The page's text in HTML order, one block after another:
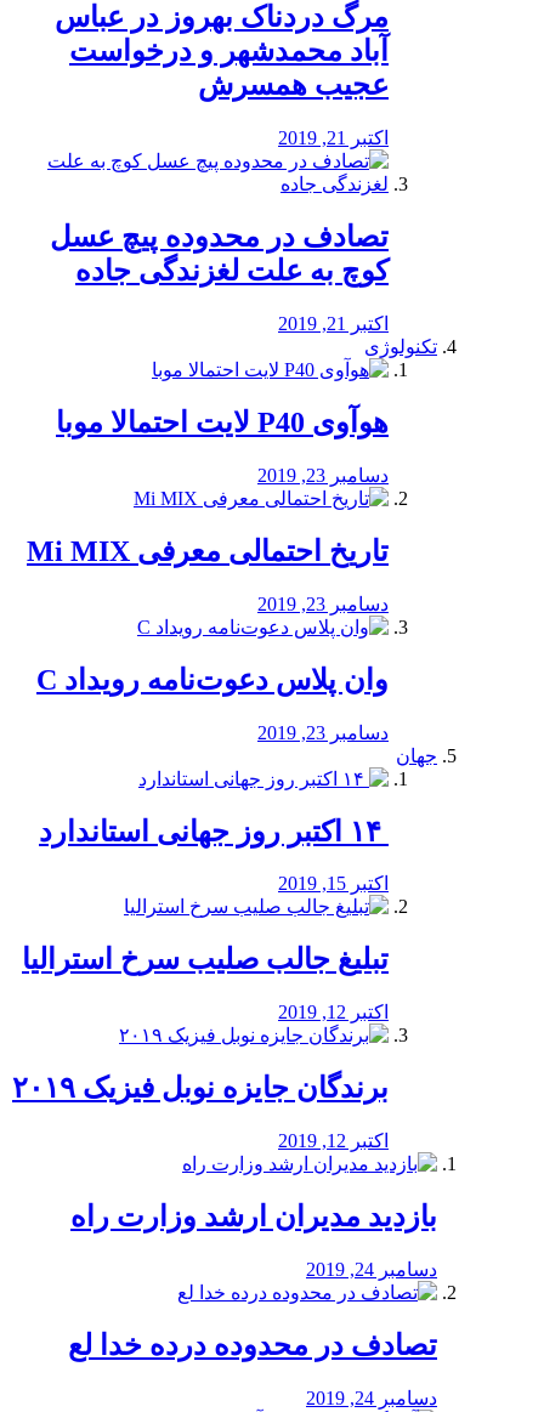
مرگ دردناک بهروز در عباس
آباد محمدشهر و درخواست
عجیب همسرش
اکتبر 21, 2019
تصادف در محدوده پیچ عسل
کوچ به علت لغزندگی جاده
اکتبر 21, 2019
تکنولوژی
هوآوی P40 لایت احتمالا موبا
دسامبر 23, 2019
تاریخ احتمالی معرفی Mi MIX
دسامبر 23, 2019
وان پلاس دعوت‌نامه رویداد C
دسامبر 23, 2019
جهان
اکتبر 15, 2019
تبلیغ جالب صلیب سرخ استرالیا
اکتبر 12, 2019
برندگان جایزه نوبل فیزیک ۲۰۱۹
اکتبر 12, 2019
بازدید مدیران ارشد وزارت راه
دسامبر 24, 2019
تصادف در محدوده درده خدا لع
دسامبر 24, 2019